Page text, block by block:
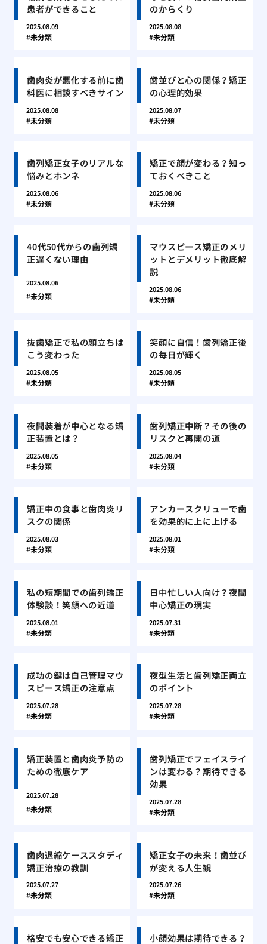
患者ができること
2025.08.09
未分類
のからくり
2025.08.08
未分類
歯肉炎が悪化する前に歯
科医に相談すべきサイン
2025.08.08
未分類
歯並びと心の関係？矯正
の心理的効果
2025.08.07
未分類
歯列矯正女子のリアルな
悩みとホンネ
2025.08.06
未分類
矯正で顔が変わる？知っ
ておくべきこと
2025.08.06
未分類
40代50代からの歯列矯
正遅くない理由
2025.08.06
未分類
マウスピース矯正のメリ
ットとデメリット徹底解
説
2025.08.06
未分類
抜歯矯正で私の顔立ちは
こう変わった
2025.08.05
未分類
笑顔に自信！歯列矯正後
の毎日が輝く
2025.08.05
未分類
夜間装着が中心となる矯
正装置とは？
2025.08.05
未分類
歯列矯正中断？その後の
リスクと再開の道
2025.08.04
未分類
矯正中の食事と歯肉炎リ
スクの関係
2025.08.03
未分類
アンカースクリューで歯
を効果的に上に上げる
2025.08.01
未分類
私の短期間での歯列矯正
体験談！笑顔への近道
2025.08.01
未分類
日中忙しい人向け？夜間
中心矯正の現実
2025.07.31
未分類
成功の鍵は自己管理マウ
スピース矯正の注意点
2025.07.28
未分類
夜型生活と歯列矯正両立
のポイント
2025.07.28
未分類
矯正装置と歯肉炎予防の
ための徹底ケア
2025.07.28
未分類
歯列矯正でフェイスライ
ンは変わる？期待できる
効果
2025.07.28
未分類
歯肉退縮ケーススタディ
矯正治療の教訓
2025.07.27
未分類
矯正女子の未来！歯並び
が変える人生観
2025.07.26
未分類
格安でも安心できる矯正
小顔効果は期待できる？